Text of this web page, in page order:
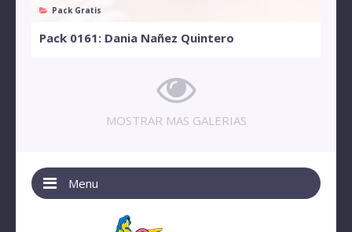
Pack Gratis
Pack 0161: Dania Nañez Quintero
MOSTRAR MAS GALERIAS
Menu